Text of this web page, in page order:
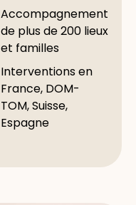
Accompagnement
de plus de 200 lieux
et familles
Interventions en
France, DOM-
TOM, Suisse,
Espagne